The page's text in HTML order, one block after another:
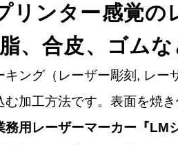
リンター感覚の
、合皮、ゴム
キング（レーザー彫刻, レ
む加工方法です。表面を焼
務用レーザーマーカー『LM